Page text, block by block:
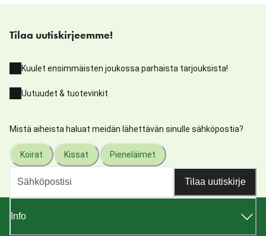
Tilaa uutiskirjeemme!
Kuulet ensimmäisten joukossa parhaista tarjouksista!
Uutuudet & tuotevinkit
Mistä aiheista haluat meidän lähettävän sinulle sähköpostia?
Koirat Kissat Pieneläimet
Tilaa uutiskirje
Info